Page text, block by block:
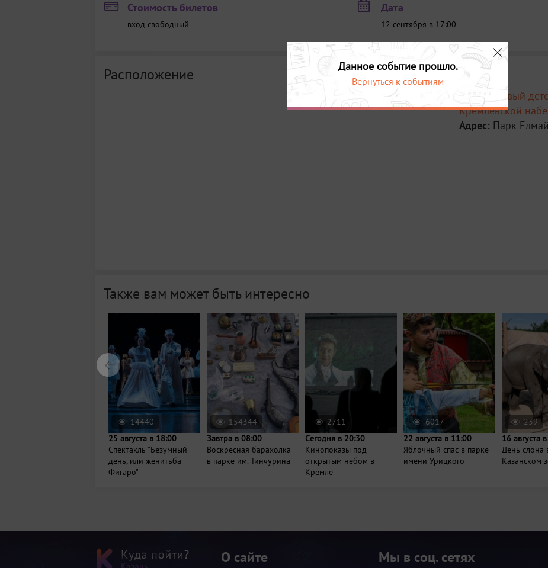
Стоимость билетов
вход свободный
Дата
12 сентября в 17:00
Расположение
Место:
Новый
Кремлёвской
Адрес: Парк Елмай
Также вам может быть интересно
14440
25 августа в 18:00
Спектакль "Безумный
день, или женитьба
Фигаро"
154344
Завтра в 08:00
Воскресная барахолка
в парке им. Тинчурина
2711
Сегодня в 20:30
Кинопоказы под
открытым небом в
Кремле
6017
22 августа в 11:00
Яблочный спас в парке
имени Урицкого
239
16 августа
День слона
Казанском
Данное событие прошло.
Вернуться к событиям
О сайте Мы в соц. сетях